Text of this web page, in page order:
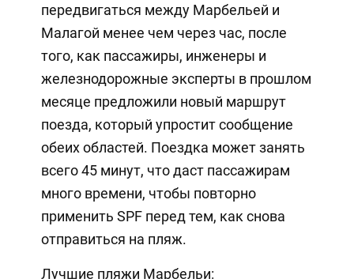
передвигаться между Марбельей и
Малагой менее чем через час, после
того, как пассажиры, инженеры и
железнодорожные эксперты в прошлом
месяце предложили новый маршрут
поезда, который упростит сообщение
обеих областей. Поездка может занять
всего 45 минут, что даст пассажирам
много времени, чтобы повторно
применить SPF перед тем, как снова
отправиться на пляж.
Лучшие пляжи Марбельи: